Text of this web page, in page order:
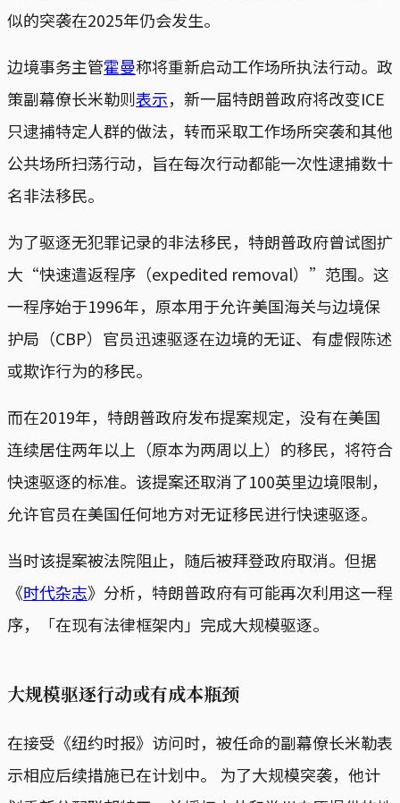
似的突袭在2025年仍会发生。
边境事务主管霍曼称将重新启动工作场所执法行动。政
策副幕僚长米勒则表示，新一届特朗普政府将改变ICE
只逮捕特定人群的做法，转而采取工作场所突袭和其他
公共场所扫荡行动，旨在每次行动都能一次性逮捕数十
名非法移民。
为了驱逐无犯罪记录的非法移民，特朗普政府曾试图扩
大“快速遣返程序（expedited removal）”范围。这
一程序始于1996年，原本用于允许美国海关与边境保
护局（CBP）官员迅速驱逐在边境的无证、有虚假陈述
或欺诈行为的移民。
而在2019年，特朗普政府发布提案规定，没有在美国
连续居住两年以上（原本为两周以上）的移民，将符合
快速驱逐的标准。该提案还取消了100英里边境限制，
允许官员在美国任何地方对无证移民进行快速驱逐。
当时该提案被法院阻止，随后被拜登政府取消。但据
《时代杂志》分析，特朗普政府有可能再次利用这一程
序，「在现有法律框架内」完成大规模驱逐。
大规模驱逐行动或有成本瓶颈
在接受《纽约时报》访问时，被任命的副幕僚长米勒表
示相应后续措施已在计划中。 为了大规模突袭，他计